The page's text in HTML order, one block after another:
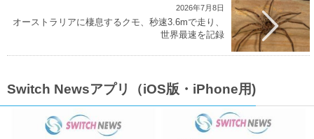
2026年7月8日
オーストラリアに棲息するクモ、秒速3.6mで走り、
世界最速を記録
Switch Newsアプリ（iOS版・iPhone用)